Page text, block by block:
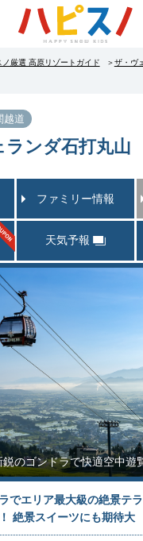
ノ厳選 高原リゾートガイド
ザ・ヴ
越道
ランダ石打丸山
ファミリー情報
天気予報
鋭のゴンドラで快適空中遊
でエリア最大級の絶景テ
絶景スイーツにも期待大